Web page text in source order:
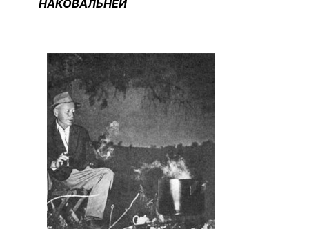
НАКОВАЛЬНЕЙ